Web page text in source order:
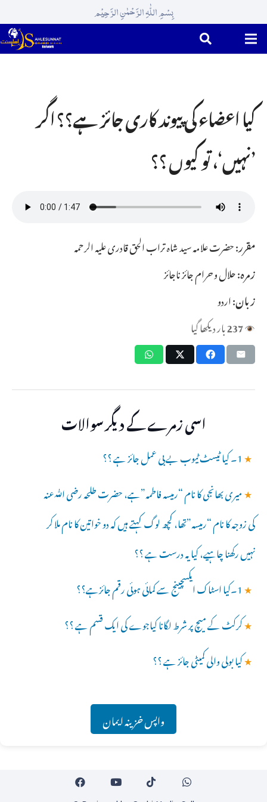
بِسْمِ اللّٰہِ الرَّحْمٰنِ الرَّحِیْم
کیا اعضاء کی پیوند کاری جائز ہے؟؟ اگر
’نہیں‘، تو کیوں ؟؟
مقرر:حضرت علامہ سید شاہ تراب الحق قادری علیہ الرحمہ
زمرہ:حلال و حرام جائز ناجائز
زبان:اردو
237بار دیکھا گیا
اسی زمرے کے دیگر سوالات
★1۔ کیا ٹیسٹ ٹیوب بے بی عمل جائز ہے ؟؟
★میری بھانجی کا نام “رمیسہ فاطمہ”ہے، حضرت طلحہ رضی ﷲعنہ
کی زوجہ کا نام “رمیسہ”تھا، کچھ لوگ کہتے ہیں کہ دو خواتین کا نام ملا کر
نہیں رکھنا چاہیے، کیا یہ درست ہے ؟؟
★1۔کیا اسٹاک ایکسچینج سے کمائی ہوئی رقم جائزہے؟؟
★کرکٹ کے میچ پر شرط لگانا کیاجوے کی ایک قسم ہے ؟؟
★کیا بولی والی کمیٹی جائز ہے ؟؟
واپس خزینہ ایمان